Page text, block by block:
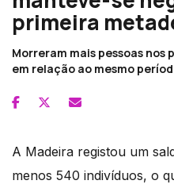
primeira
Morreram mais pessoas nos
em relação ao mesmo
A Madeira registou um
menos 540 indivíduos, o